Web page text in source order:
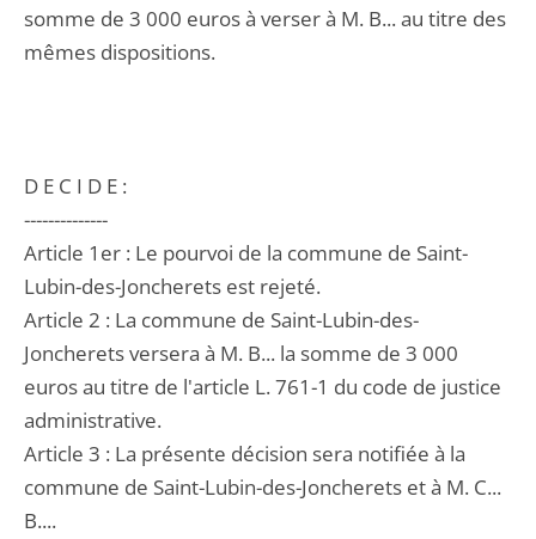
somme de 3 000 euros à verser à M. B... au titre des
mêmes dispositions.
D E C I D E :
--------------
Article 1er : Le pourvoi de la commune de Saint-
Lubin-des-Joncherets est rejeté.
Article 2 : La commune de Saint-Lubin-des-
Joncherets versera à M. B... la somme de 3 000
euros au titre de l'article L. 761-1 du code de justice
administrative.
Article 3 : La présente décision sera notifiée à la
commune de Saint-Lubin-des-Joncherets et à M. C...
B....